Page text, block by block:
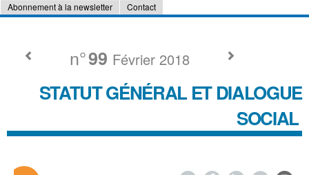
Abonnement à la newsletter
Contact
n°99 Février 2018
STATUT GÉNÉRAL ET DIALOGUE
SOCIAL